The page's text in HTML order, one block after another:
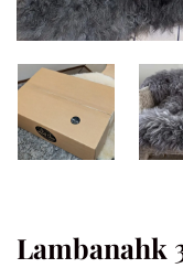
Lambanahk